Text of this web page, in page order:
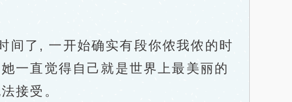
了, 一开始确实有段你侬我侬的时
一直觉得自己就是世界上最美丽的
接受。